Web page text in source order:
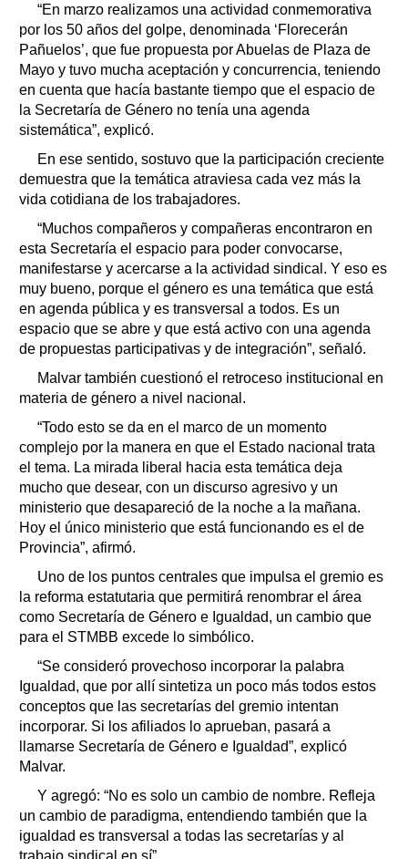
“En marzo realizamos una actividad conmemorativa
por los 50 años del golpe, denominada ‘Florecerán
Pañuelos’, que fue propuesta por Abuelas de Plaza de
Mayo y tuvo mucha aceptación y concurrencia, teniendo
en cuenta que hacía bastante tiempo que el espacio de
la Secretaría de Género no tenía una agenda
sistemática”, explicó.
En ese sentido, sostuvo que la participación creciente
demuestra que la temática atraviesa cada vez más la
vida cotidiana de los trabajadores.
“Muchos compañeros y compañeras encontraron en
esta Secretaría el espacio para poder convocarse,
manifestarse y acercarse a la actividad sindical. Y eso es
muy bueno, porque el género es una temática que está
en agenda pública y es transversal a todos. Es un
espacio que se abre y que está activo con una agenda
de propuestas participativas y de integración”, señaló.
Malvar también cuestionó el retroceso institucional en
materia de género a nivel nacional.
“Todo esto se da en el marco de un momento
complejo por la manera en que el Estado nacional trata
el tema. La mirada liberal hacia esta temática deja
mucho que desear, con un discurso agresivo y un
ministerio que desapareció de la noche a la mañana.
Hoy el único ministerio que está funcionando es el de
Provincia”, afirmó.
Uno de los puntos centrales que impulsa el gremio es
la reforma estatutaria que permitirá renombrar el área
como Secretaría de Género e Igualdad, un cambio que
para el STMBB excede lo simbólico.
“Se consideró provechoso incorporar la palabra
Igualdad, que por allí sintetiza un poco más todos estos
conceptos que las secretarías del gremio intentan
incorporar. Si los afiliados lo aprueban, pasará a
llamarse Secretaría de Género e Igualdad”, explicó
Malvar.
Y agregó: “No es solo un cambio de nombre. Refleja
un cambio de paradigma, entendiendo también que la
igualdad es transversal a todas las secretarías y al
trabajo sindical en sí”.